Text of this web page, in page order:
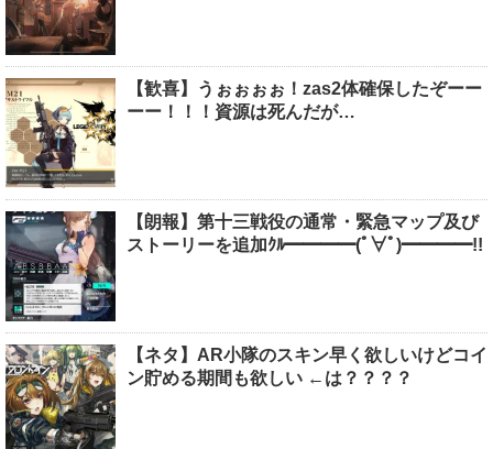
【歓喜】うぉぉぉぉ！zas2体確保したぞーー
ーー！！！資源は死んだが…
【朗報】第十三戦役の通常・緊急マップ及び
ストーリーを追加ｸﾙ━━━━(ﾟ∀ﾟ)━━━━!!
【ネタ】AR小隊のスキン早く欲しいけどコイ
ン貯める期間も欲しい ←は？？？？